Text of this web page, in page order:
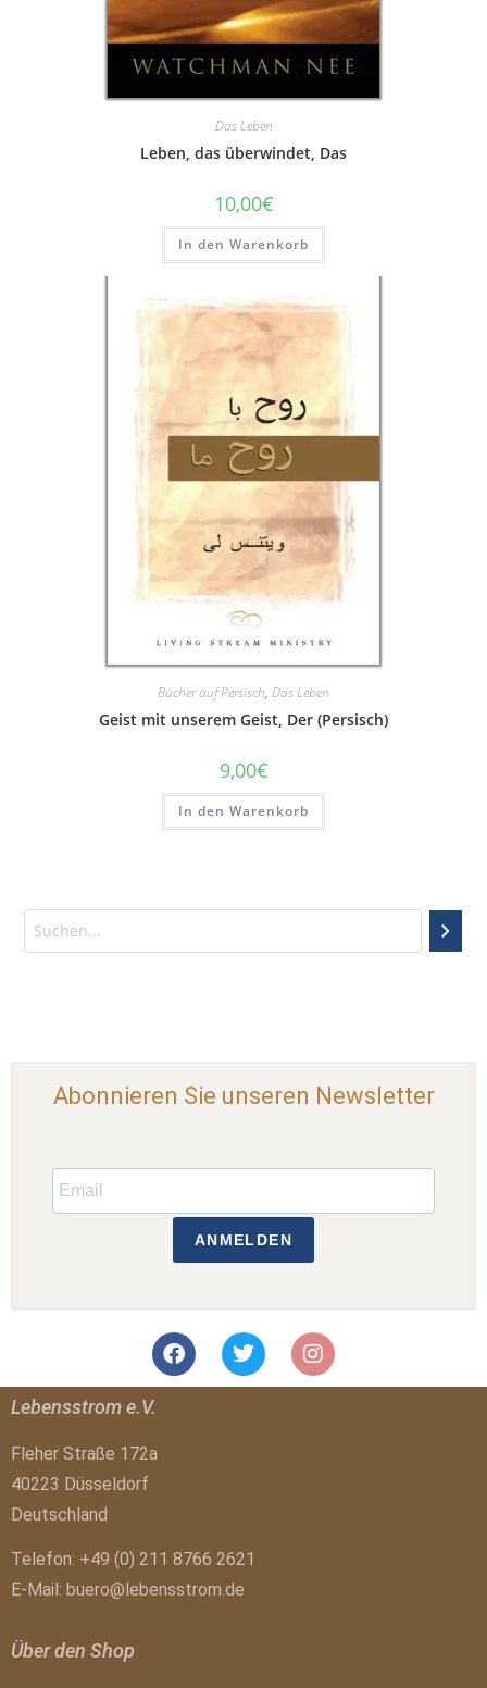
Das Leben
Leben, das überwindet, Das
10,00€
In den Warenkorb
Bücher auf Persisch, Das Leben
Geist mit unserem Geist, Der (Persisch)
9,00€
In den Warenkorb
Abonnieren Sie unseren Newsletter
ANMELDEN
Lebensstrom e.V.
Fleher Straße 172a
40223 Düsseldorf
Deutschland
Telefon: +49 (0) 211 8766 2621
E-Mail: buero@lebensstrom.de
Über den Shop